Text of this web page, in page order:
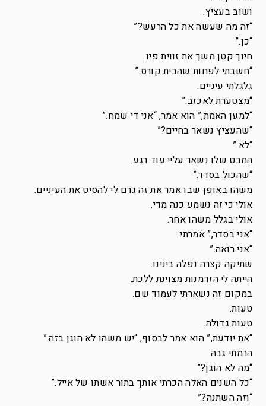
ושוב בעציץ.
“זה מה שעשה את כל הרעש?”
“כן.”
חיוך קטן משך את זווית פיו.
“חשבתי לפחות שהבית קורס.”
גלגלתי עיניים.
“מצטערת לאכזב.”
“למען האמת,” הוא אמר, “אני די שמח.”
“שהעציץ נשאר בחיים?”
“לא.”
המבט שלו נשאר עליי עוד רגע.
“שהכול בסדר.”
משהו באופן שבו אמר את זה גרם לי להסיט את העיניים.
אולי כי זה נשמע כנה מדי.
אולי בגלל משהו אחר.
“אני בסדר,” אמרתי.
“אני רואה.”
שתיקה קצרה נפלה בינינו.
הייתה לי הזדמנות מצוינת ללכת.
במקום זה נשארתי לעמוד שם.
טעות.
טעות גדולה.
“את יודעת,” הוא אמר לבסוף, “יש משהו לא הוגן בזה.”
הרמתי גבה.
“מה לא הוגן?”
“כל השנים האלה הכרתי אותך בתור אשתו של אייל.”
“וזה השתנה?”